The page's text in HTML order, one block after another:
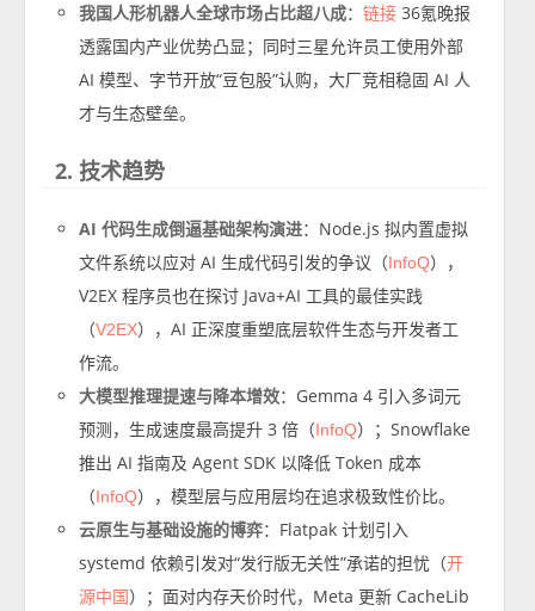
我国人形机器人全球市场占比超八成：链接 36氪晚报
透露国内产业优势凸显；同时三星允许员工使用外部
AI 模型、字节开放“豆包股”认购，大厂竞相稳固 AI 人
才与生态壁垒。
2. 技术趋势
AI 代码生成倒逼基础架构演进：Node.js 拟内置虚拟
文件系统以应对 AI 生成代码引发的争议（InfoQ），
V2EX 程序员也在探讨 Java+AI 工具的最佳实践
（V2EX），AI 正深度重塑底层软件生态与开发者工
作流。
大模型推理提速与降本增效：Gemma 4 引入多词元
预测，生成速度最高提升 3 倍（InfoQ）；Snowflake
推出 AI 指南及 Agent SDK 以降低 Token 成本
（InfoQ），模型层与应用层均在追求极致性价比。
云原生与基础设施的博弈：Flatpak 计划引入
systemd 依赖引发对“发行版无关性”承诺的担忧（开
源中国）；面对内存天价时代，Meta 更新 CacheLib